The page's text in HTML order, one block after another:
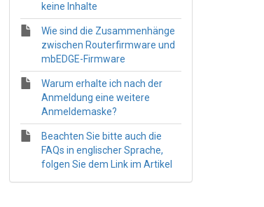
keine Inhalte
Wie sind die Zusammenhänge
zwischen Routerfirmware und
mbEDGE-Firmware
Warum erhalte ich nach der
Anmeldung eine weitere
Anmeldemaske?
Beachten Sie bitte auch die
FAQs in englischer Sprache,
folgen Sie dem Link im Artikel